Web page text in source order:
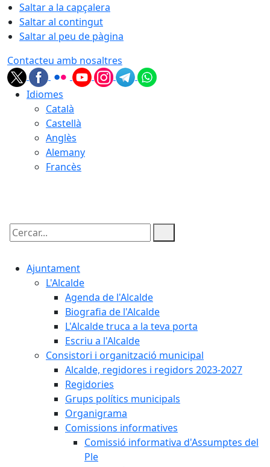
Saltar a la capçalera
Saltar al contingut
Saltar al peu de pàgina
Contacteu amb nosaltres
Idiomes
Català
Castellà
Anglès
Alemany
Francès
Cercar:
Ajuntament
L'Alcalde
Agenda de l'Alcalde
Biografia de l'Alcalde
L'Alcalde truca a la teva porta
Escriu a l'Alcalde
Consistori i organització municipal
Alcalde, regidores i regidors 2023-2027
Regidories
Grups polítics municipals
Organigrama
Comissions informatives
Comissió informativa d'Assumptes del
Ple